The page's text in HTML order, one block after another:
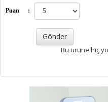
Puan :
Bu ürüne hiç